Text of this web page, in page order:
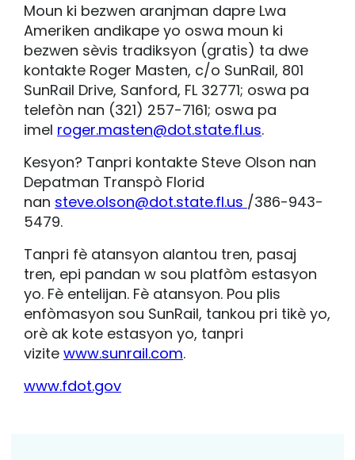
Moun ki bezwen aranjman dapre Lwa
Ameriken andikape yo oswa moun ki
bezwen sèvis tradiksyon (gratis) ta dwe
kontakte Roger Masten, c/o SunRail, 801
SunRail Drive, Sanford, FL 32771; oswa pa
telefòn nan (321) 257-7161; oswa pa
imel roger.masten@dot.state.fl.us.
Kesyon? Tanpri kontakte Steve Olson nan
Depatman Transpò Florid
nan steve.olson@dot.state.fl.us /386-943-
5479.
Tanpri fè atansyon alantou tren, pasaj
tren, epi pandan w sou platfòm estasyon
yo. Fè entelijan. Fè atansyon. Pou plis
enfòmasyon sou SunRail, tankou pri tikè yo,
orè ak kote estasyon yo, tanpri
vizite www.sunrail.com.
www.fdot.gov